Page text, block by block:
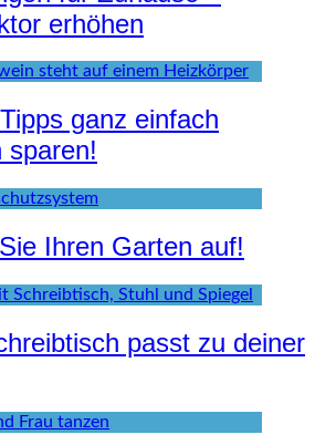
erhöhen
ganz einfach
sparen!
Ihren Garten auf!
passt zu deiner